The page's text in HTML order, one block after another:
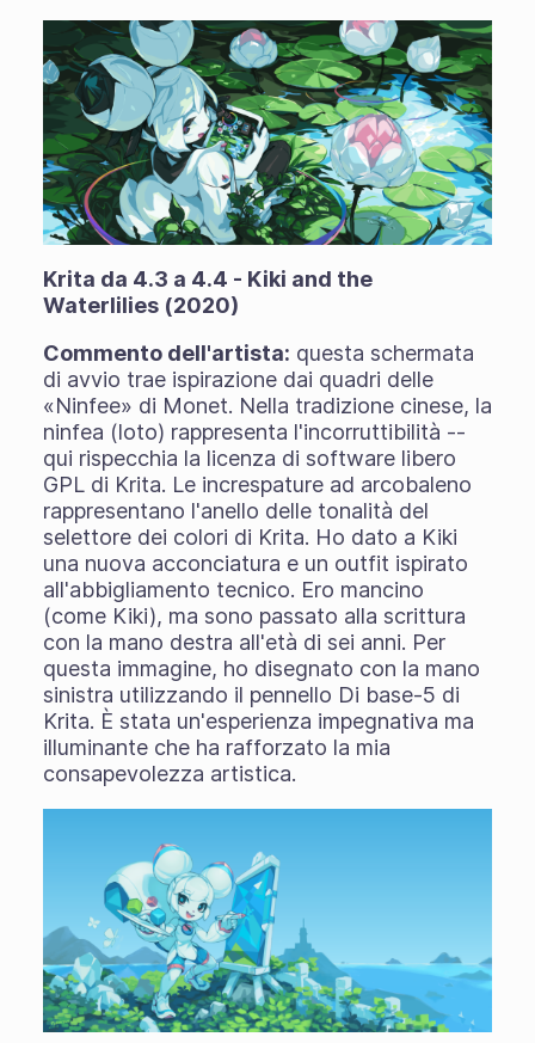
Krita da 4.3 a 4.4 - Kiki and the
Waterlilies (2020)
Commento dell'artista: questa schermata
di avvio trae ispirazione dai quadri delle
«Ninfee» di Monet. Nella tradizione cinese, la
ninfea (loto) rappresenta l'incorruttibilità --
qui rispecchia la licenza di software libero
GPL di Krita. Le increspature ad arcobaleno
rappresentano l'anello delle tonalità del
selettore dei colori di Krita. Ho dato a Kiki
una nuova acconciatura e un outfit ispirato
all'abbigliamento tecnico. Ero mancino
(come Kiki), ma sono passato alla scrittura
con la mano destra all'età di sei anni. Per
questa immagine, ho disegnato con la mano
sinistra utilizzando il pennello Di base-5 di
Krita. È stata un'esperienza impegnativa ma
illuminante che ha rafforzato la mia
consapevolezza artistica.